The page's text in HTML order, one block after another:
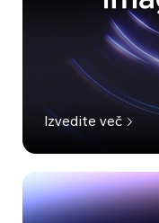
Izvedite več